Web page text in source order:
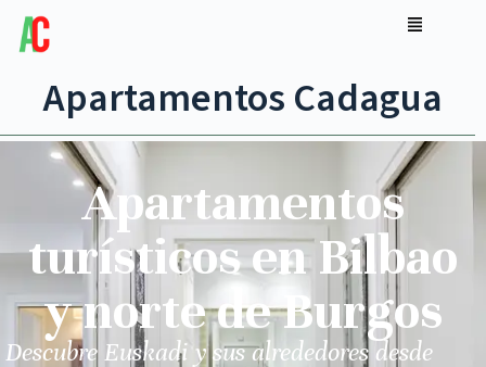
Apartamentos Cadagua
Apartamentos
turísticos en Bilbao
y norte de Burgos
Descubre Euskadi y sus alrededores desde